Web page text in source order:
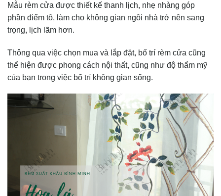
Mẫu rèm cửa được thiết kế thanh lịch, nhẹ nhàng góp
phần điểm tô, làm cho không gian ngôi nhà trở nên sang
trọng, lịch lãm hơn.
Thông qua việc chọn mua và lắp đặt, bố trí rèm cửa cũng
thể hiện được phong cách nội thất, cũng như độ thẩm mỹ
của bạn trong việc bố trí không gian sống.